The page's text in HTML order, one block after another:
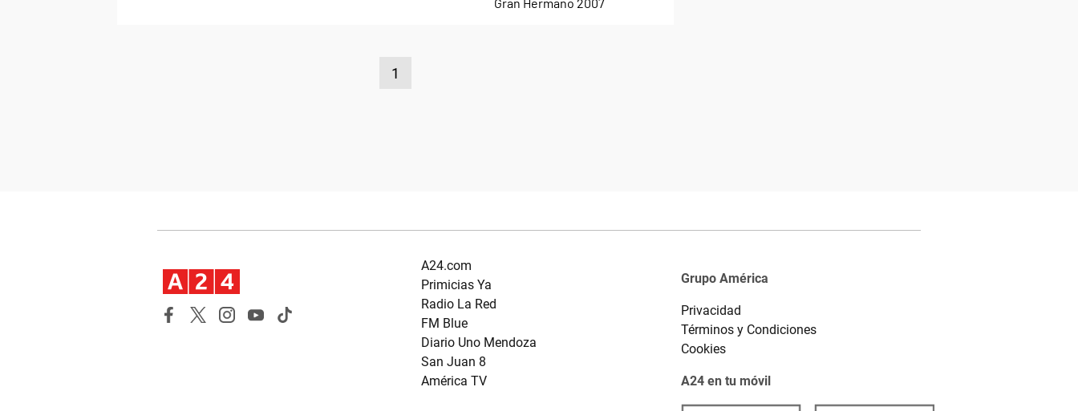
1
A24.com
Primicias Ya
Radio La Red
FM Blue
Diario Uno Mendoza
San Juan 8
América TV
Grupo América
Privacidad
Términos y Condiciones
Cookies
A24 en tu móvil